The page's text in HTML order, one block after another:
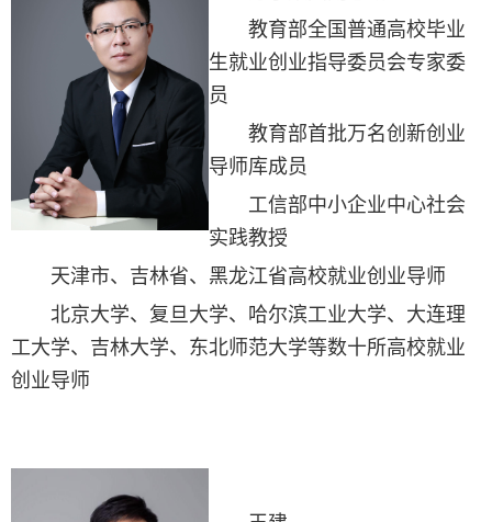
教育部全国普通高校毕业
生就业创业指导委员会专家委
员
教育部首批万名创新创业
导师库成员
工信部中小企业中心社会
实践教授
天津市、吉林省、黑龙江省高校就业创业导师
北京大学、复旦大学、哈尔滨工业大学、大连理
工大学、吉林大学、东北师范大学等数十所高校就业
创业导师